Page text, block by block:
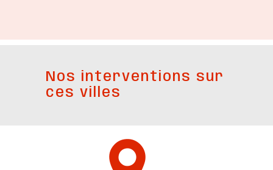
Nos interventions sur
ces villes